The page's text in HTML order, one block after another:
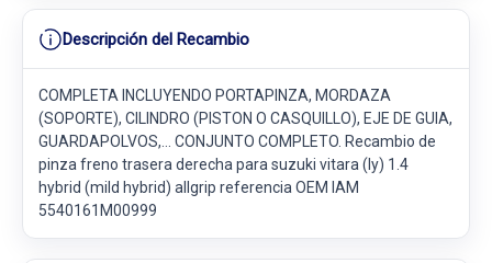
Descripción del Recambio
COMPLETA INCLUYENDO PORTAPINZA, MORDAZA
(SOPORTE), CILINDRO (PISTON O CASQUILLO), EJE DE GUIA,
GUARDAPOLVOS,... CONJUNTO COMPLETO. Recambio de
pinza freno trasera derecha para suzuki vitara (ly) 1.4
hybrid (mild hybrid) allgrip referencia OEM IAM
5540161M00999